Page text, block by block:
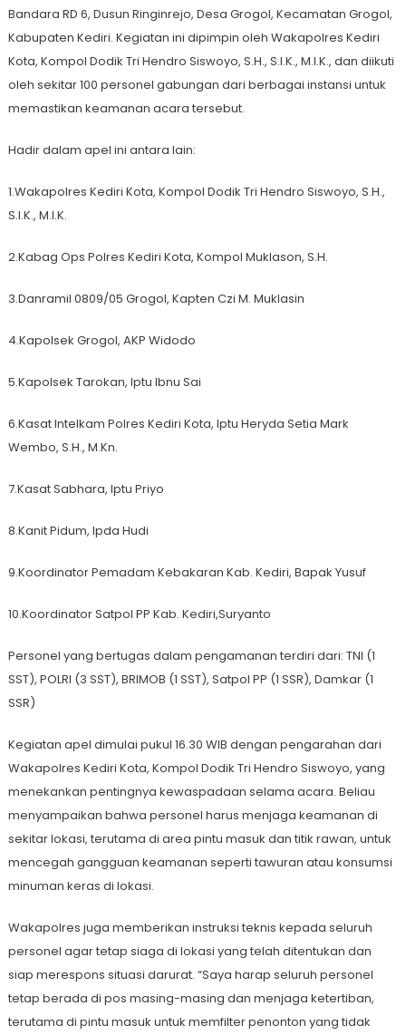
Bandara RD 6, Dusun Ringinrejo, Desa Grogol, Kecamatan Grogol,
Kabupaten Kediri. Kegiatan ini dipimpin oleh Wakapolres Kediri
Kota, Kompol Dodik Tri Hendro Siswoyo, S.H., S.I.K., M.I.K., dan diikuti
oleh sekitar 100 personel gabungan dari berbagai instansi untuk
memastikan keamanan acara tersebut.
Hadir dalam apel ini antara lain:
1.Wakapolres Kediri Kota, Kompol Dodik Tri Hendro Siswoyo, S.H.,
S.I.K., M.I.K.
2.Kabag Ops Polres Kediri Kota, Kompol Muklason, S.H.
3.Danramil 0809/05 Grogol, Kapten Czi M. Muklasin
4.Kapolsek Grogol, AKP Widodo
5.Kapolsek Tarokan, Iptu Ibnu Sai
6.Kasat Intelkam Polres Kediri Kota, Iptu Heryda Setia Mark
Wembo, S.H., M.Kn.
7.Kasat Sabhara, Iptu Priyo
8.Kanit Pidum, Ipda Hudi
9.Koordinator Pemadam Kebakaran Kab. Kediri, Bapak Yusuf
10.Koordinator Satpol PP Kab. Kediri,Suryanto
Personel yang bertugas dalam pengamanan terdiri dari: TNI (1
SST), POLRI (3 SST), BRIMOB (1 SST), Satpol PP (1 SSR), Damkar (1
SSR)
Kegiatan apel dimulai pukul 16.30 WIB dengan pengarahan dari
Wakapolres Kediri Kota, Kompol Dodik Tri Hendro Siswoyo, yang
menekankan pentingnya kewaspadaan selama acara. Beliau
menyampaikan bahwa personel harus menjaga keamanan di
sekitar lokasi, terutama di area pintu masuk dan titik rawan, untuk
mencegah gangguan keamanan seperti tawuran atau konsumsi
minuman keras di lokasi.
Wakapolres juga memberikan instruksi teknis kepada seluruh
personel agar tetap siaga di lokasi yang telah ditentukan dan
siap merespons situasi darurat. “Saya harap seluruh personel
tetap berada di pos masing-masing dan menjaga ketertiban,
terutama di pintu masuk untuk memfilter penonton yang tidak